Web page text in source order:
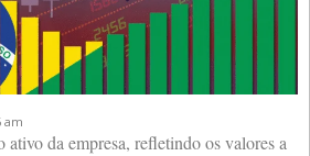
am
ativo da empresa, refletindo os valores a